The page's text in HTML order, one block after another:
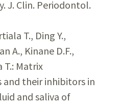
J. Clin. Periodontol.
T., Ding Y.,
A., Kinane D.F.,
T.: Matrix
their inhibitors in
and saliva of